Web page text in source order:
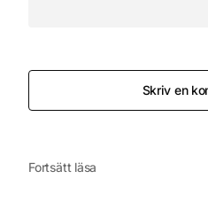
Skriv en
Fortsätt läsa